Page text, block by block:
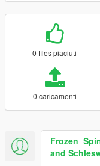
0 files piaciuti
0 caricamenti
and